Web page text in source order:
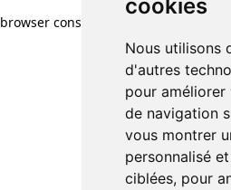
cookies
Nous utilisons
d'autres
pour
de navigation
vous montrer
personnalisé
ciblées, pour
browser console for more information)